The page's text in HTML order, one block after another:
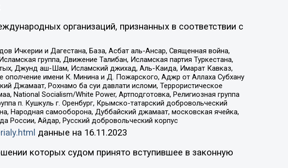
организаций, признанных в соответствии с
Ичкерии и Дагестана, База, Асбат аль-Ансар, Священная война,
группа, Движение Талибан, Исламская партия Туркестана,
Джунд аш-Шам, Исламский джихад, Аль-Каида, Имарат Кавказ,
имени К. Минина и Д. Пожарского, Аджр от Аллаха Субхану
Джамаат, Рохнамо ба суи давлати исломи, Террористическое
Socialism/White Power, Артподготовка, Религиозная группа
п. Кушкуль г. Оренбург, Крымско-татарский добровольческий
Народная самооборона, Дуббайский джамаат, московская ячейка,
России, Айдар, Русский добровольческий корпус
данные на 16.11.2023
которых судом принято вступившее в законную